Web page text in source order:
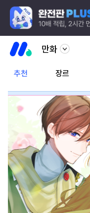
만화
추천 장르